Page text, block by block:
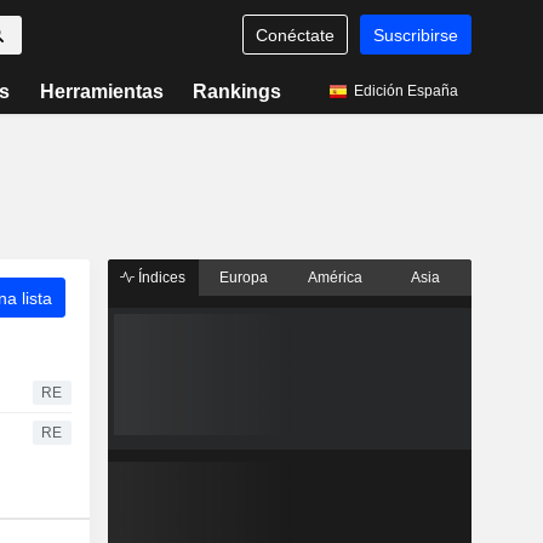
Conéctate Suscribirse
Herramientas Rankings Edición España
lista
RE
RE
Índices Europa América Asia